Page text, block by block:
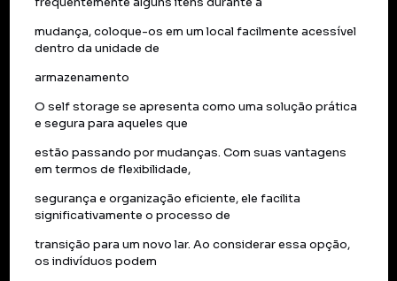
mudança, coloque-os em um local facilmente acessível
dentro da unidade de
armazenamento
O self storage se apresenta como uma solução prática
e segura para aqueles que
estão passando por mudanças. Com suas vantagens
em termos de flexibilidade,
segurança e organização eficiente, ele facilita
significativamente o processo de
transição para um novo lar. Ao considerar essa opção,
os indivíduos podem